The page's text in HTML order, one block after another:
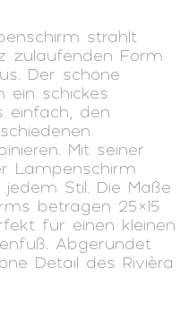
strahlt
zulaufenden Form
Der schöne
ein schickes
einfach, den
Mit seiner
Lampenschirm
Stil. Die Maße
betragen 25×15
für einen kleinen
Abgerundet
Detail des Rivièra